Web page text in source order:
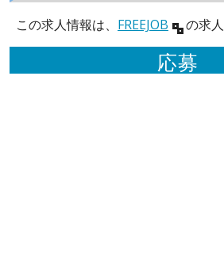
この求人情報は、 FREEJOB の求人
応募